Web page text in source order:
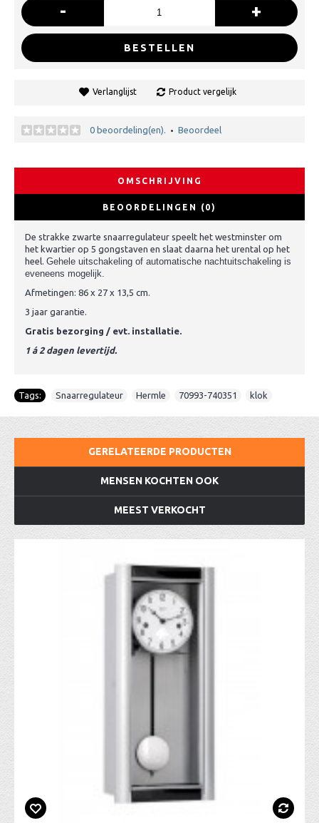
- +
BESTELLEN
Verlanglijst Product vergelijk
0 beoordeling(en). • Beoordeel
OMSCHRIJVING
BEOORDELINGEN (0)
De strakke zwarte snaarregulateur speelt het westminster om
het kwartier op 5 gongstaven en slaat daarna het urental op het
heel. Gehele uitschakeling of automatische nachtuitschakeling is
eveneens mogelijk.
Afmetingen: 86 x 27 x 13,5 cm.
3 jaar garantie.
Gratis bezorging / evt. installatie.
1 á 2 dagen levertijd.
Tags: Snaarregulateur Hermle 70993-740351 klok
GERELATEERDE PRODUCTEN
MENSEN KOCHTEN OOK
MEEST VERKOCHT